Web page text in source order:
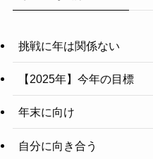
挑戦に年は関係ない
【2025年】今年の目標
年末に向け
自分に向き合う